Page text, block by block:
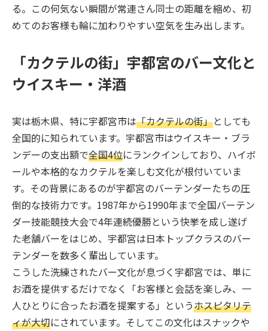
る。この何気ない瞬間が常連さん同士の距離を縮め、初
めてのお客様も輪に加わりやすい空気を生み出します。
「カクテルの街」宇都宮のバー文化と
ウイスキー・洋酒
実は栃木県、特に宇都宮市は「カクテルの街」としても
全国的に知られています。宇都宮市はウイスキー・ブラ
ンデーの支出額で全国4位にランクインしており、ハイボ
ールや本格的なカクテルを楽しむ文化が根付いていま
す。その背景にあるのが宇都宮のバーテンダーたちの圧
倒的な技術力です。1987年から1990年まで全国バーテン
ダー技能競技大会で4年連続優勝という快挙を成し遂げ
た老舗バーをはじめ、宇都宮は日本トップクラスのバー
テンダーを数多く輩出しています。
こうした洗練されたバー文化が息づく宇都宮では、単に
お酒を提供するだけでなく「お客様と会話を楽しみ、一
人ひとりに合ったお酒を提案する」というホスピタリテ
ィが大切にされています。そしてこの文化はスナックや